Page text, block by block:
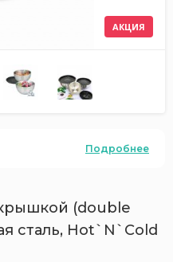
АКЦИЯ
Подробнее
(double
сталь, Hot`N`Cold